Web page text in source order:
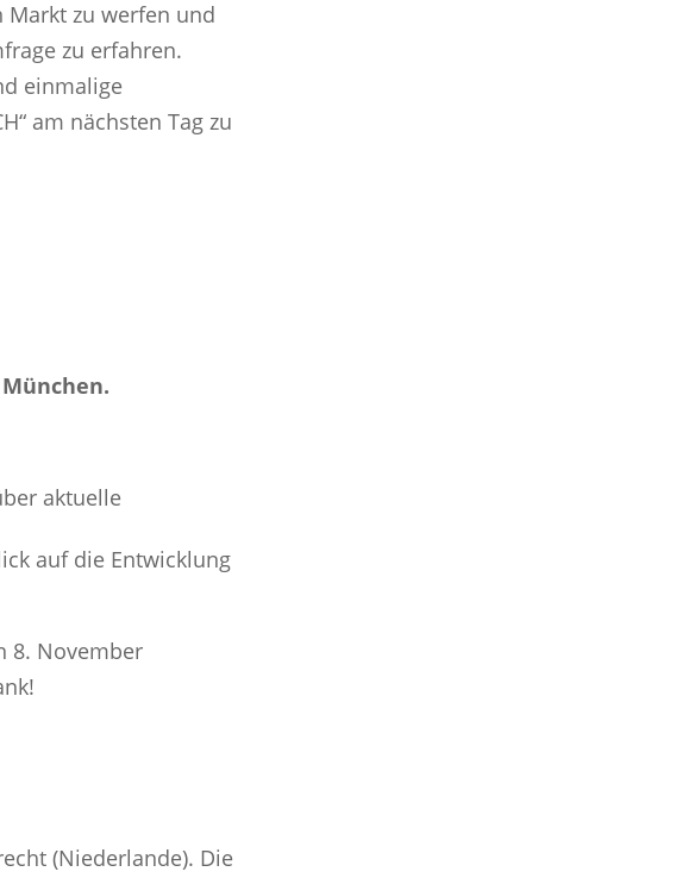
Markt zu werfen und
zu erfahren.
einmalige
am nächsten Tag zu
aktuelle
auf die Entwicklung
8. November
(Niederlande). Die